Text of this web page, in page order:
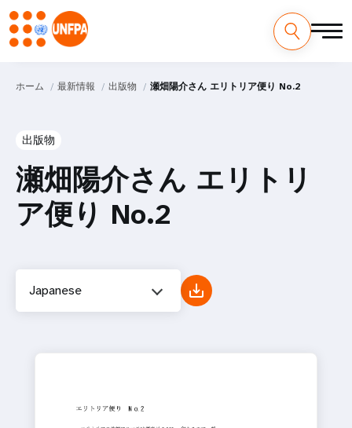
ホーム 最新情報 出版物 瀬畑陽介さん エリトリア便り No.2
出版物
瀬畑陽介さん エリトリ
ア便り No.2
Japanese